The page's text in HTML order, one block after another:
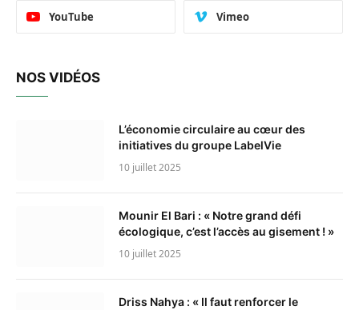
YouTube Vimeo
NOS VIDÉOS
L’économie circulaire au cœur des
initiatives du groupe LabelVie
10 juillet 2025
Mounir El Bari : « Notre grand défi
écologique, c’est l’accès au gisement ! »
10 juillet 2025
Driss Nahya : « Il faut renforcer le